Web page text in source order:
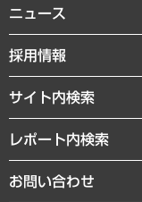
共生・ダイバーシティ
GRC（ガバナンス・リス
経済・産業・雇用・労働
まちづくり・観光・交通・
自然資源・農林水産業・食
経営用語集
受託・受注実績（官公庁関
メディア掲載・出演
受託案件情報
私たちの想い
社長メッセージ
会社概要
沿革
組織図・本部部室紹介
インドネシア現地法人
ニュース
ニュースリリース
お知らせ
採用情報
サイト内検索
レポート内検索
お問い合わせ